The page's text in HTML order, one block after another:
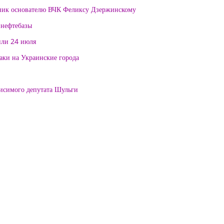
основателю ВЧК Феликсу Дзержинскому
24 июля
на Украинские города
депутата Шульги